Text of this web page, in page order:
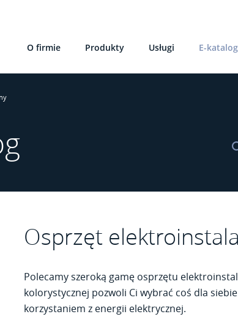
O firmie Produkty Usługi E-katalog
Osprzęt
Polecamy szeroką gamę osprzętu
kolorystycznej pozwoli Ci wybrać coś dla
korzystaniem z energii elektrycznej.